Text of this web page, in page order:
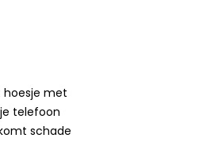
met
telefoon
schade